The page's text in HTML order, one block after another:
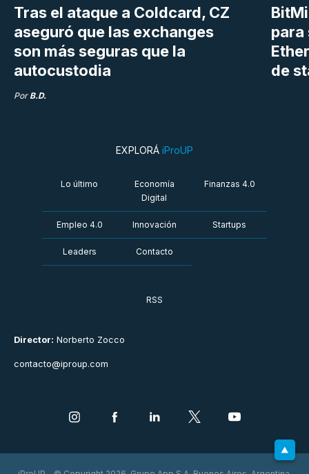
Tras el ataque a Coldcard, CZ
aseguró que las exchanges
son más seguras que la
autocustodia
Por B.D.
para
de
Director: Norberto Zocco
contacto@iproup.com
EXPLORÁ iProUP
Lo último
Economía
Digital
Finanzas 4.0
Empleo 4.0 Innovación Startups
Leaders Contacto
RSS